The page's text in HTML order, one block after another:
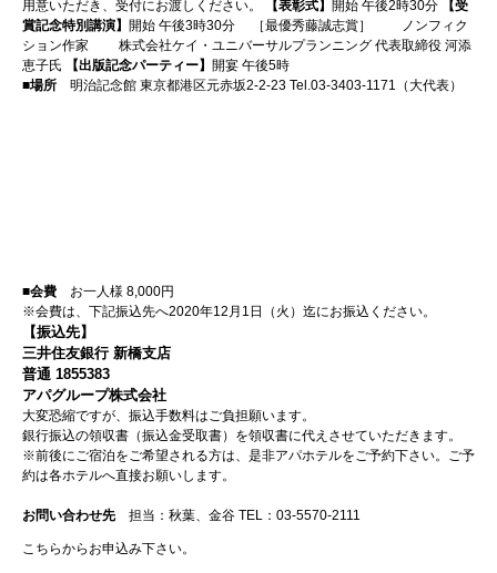
用意いただき、受付にお渡しください。
【表彰式】 開始 午後2時30分
【受
賞記念特別講演】 開始 午後3時30分 ［最優秀藤誠志賞］ ノンフィク
ション作家 株式会社ケイ・ユニバーサルプランニング 代表取締役 河添
恵子氏
【出版記念パーティー】 開宴 午後5時
■場所 明治記念館 東京都港区元赤坂2-2-23 Tel.03-3403-1171（大代表）
■会費 お一人様 8,000円
※会費は、下記振込先へ2020年12月1日（火）迄にお振込ください。
【振込先】
三井住友銀行 新橋支店
普通 1855383
アパグループ株式会社
大変恐縮ですが、振込手数料はご負担願います。
銀行振込の領収書（振込金受取書）を領収書に代えさせていただきます。
※前後にご宿泊をご希望される方は、是非アパホテルをご予約下さい。ご予
約は各ホテルへ直接お願いします。
お問い合わせ先 担当：秋葉、金谷 TEL：03-5570-2111
こちらからお申込み下さい。